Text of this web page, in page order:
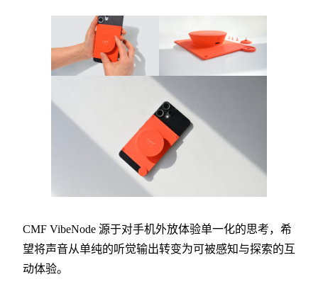
CMF VibeNode 源于对手机外放体验单一化的思考，希
望将声音从单纯的听觉输出转变为可被感知与探索的互
动体验。